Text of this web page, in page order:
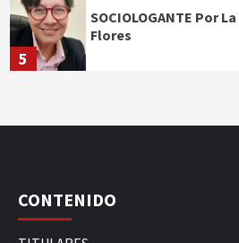
5
SOCIOLOGANTE Por
Flores
CONTENIDO